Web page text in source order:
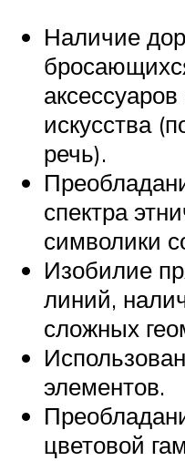
Наличие
искусства
речь).
спектра
символики
Изобилие
линий,
сложных
элементов.
цветовой